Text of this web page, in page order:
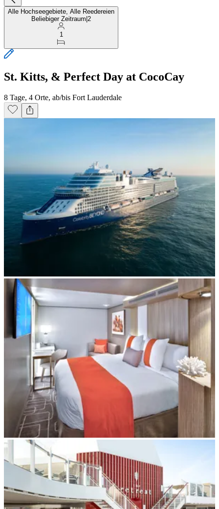
Alle Hochseegebiete, Alle Reedereien
Beliebiger Zeitraum 2
1
St. Kitts, & Perfect Day at CocoCay
8 Tage, 4 Orte, ab/bis Fort Lauderdale